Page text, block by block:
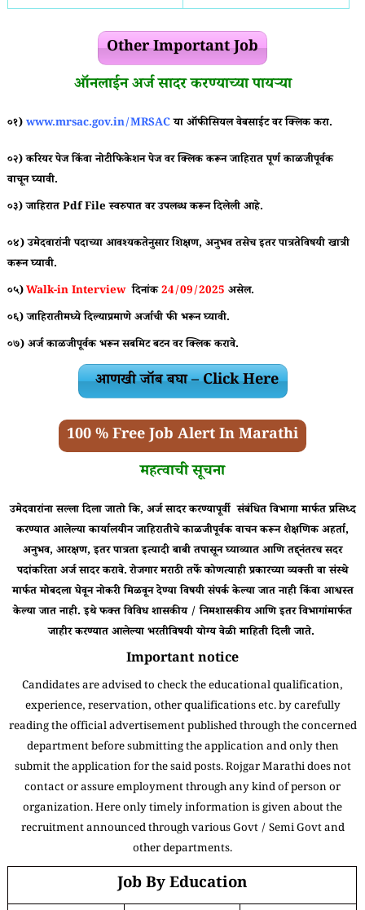
Other Important Job
ऑनलाईन अर्ज सादर करण्याच्या पायऱ्या
०१)www.mrsac.gov.in/MRSACया ऑफीसियल वेबसाईट वर क्लिक करा.
०२) करियर पेज किंवा नोटीफिकेशन पेज वर क्लिक करून जाहिरात पूर्ण काळजीपूर्वक
वाचून घ्यावी.
०३) जाहिरातPdf File स्वरुपात वर उपलब्ध करून दिलेली आहे.
०४) उमेदवारांनी पदाच्या आवश्यकतेनुसार शिक्षण, अनुभव तसेच इतर पात्रतेविषयी खात्री
करून घ्यावी.
०५)Walk-in Interviewदिनांक24/09/2025 असेल.
०६) जाहिरातीमध्ये दिल्याप्रमाणे अर्जाची फी भरून घ्यावी.
०७) अर्ज काळजीपूर्वक भरून सबमिट बटन वर क्लिक करावे.
आणखी जॉब बघा – Click Here
100 % Free Job Alert In Marathi
महत्वाची सूचना
उमेदवारांना सल्ला दिला जातो कि, अर्ज सादर करण्यापूर्वी संबंधित विभागा मार्फत प्रसिध्द
करण्यात आलेल्या कार्यालयीन जाहिरातीचे काळजीपूर्वक वाचन करून शैक्षणिक अहर्ता,
अनुभव, आरक्षण, इतर पात्रता इत्यादी बाबी तपासून घ्याव्यात आणि तद्द्नंतरच सदर
पदांकरिता अर्ज सादर करावे. रोजगार मराठी तर्फे कोणत्याही प्रकारच्या व्यक्ती वा संस्थे
मार्फत मोबदला घेवून नोकरी मिळवून देण्या विषयी संपर्क केल्या जात नाही किंवा आश्वस्त
केल्या जात नाही. इथे फक्त विविध शासकीय / निमशासकीय आणि इतर विभागांमार्फत
जाहीर करण्यात आलेल्या भरतीविषयी योग्य वेळी माहिती दिली जाते.
Important notice
Candidates are advised to check the educational qualification,
experience, reservation, other qualifications etc. by carefully
reading the official advertisement published through the concerned
department before submitting the application and only then
submit the application for the said posts. Rojgar Marathi does not
contact or assure employment through any kind of person or
organization. Here only timely information is given about the
recruitment announced through various Govt / Semi Govt and
other departments.
Job By Education